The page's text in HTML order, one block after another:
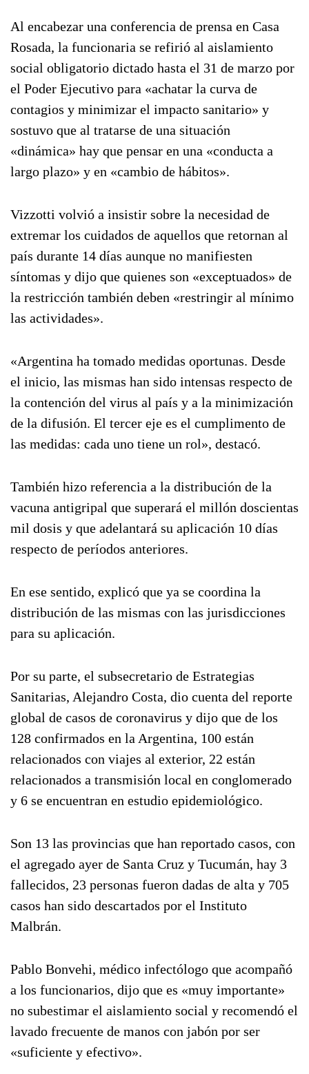
Al encabezar una conferencia de prensa en Casa
Rosada, la funcionaria se refirió al aislamiento
social obligatorio dictado hasta el 31 de marzo por
el Poder Ejecutivo para «achatar la curva de
contagios y minimizar el impacto sanitario» y
sostuvo que al tratarse de una situación
«dinámica» hay que pensar en una «conducta a
largo plazo» y en «cambio de hábitos».
Vizzotti volvió a insistir sobre la necesidad de
extremar los cuidados de aquellos que retornan al
país durante 14 días aunque no manifiesten
síntomas y dijo que quienes son «exceptuados» de
la restricción también deben «restringir al mínimo
las actividades».
«Argentina ha tomado medidas oportunas. Desde
el inicio, las mismas han sido intensas respecto de
la contención del virus al país y a la minimización
de la difusión. El tercer eje es el cumplimento de
las medidas: cada uno tiene un rol», destacó.
También hizo referencia a la distribución de la
vacuna antigripal que superará el millón doscientas
mil dosis y que adelantará su aplicación 10 días
respecto de períodos anteriores.
En ese sentido, explicó que ya se coordina la
distribución de las mismas con las jurisdicciones
para su aplicación.
Por su parte, el subsecretario de Estrategias
Sanitarias, Alejandro Costa, dio cuenta del reporte
global de casos de coronavirus y dijo que de los
128 confirmados en la Argentina, 100 están
relacionados con viajes al exterior, 22 están
relacionados a transmisión local en conglomerado
y 6 se encuentran en estudio epidemiológico.
Son 13 las provincias que han reportado casos, con
el agregado ayer de Santa Cruz y Tucumán, hay 3
fallecidos, 23 personas fueron dadas de alta y 705
casos han sido descartados por el Instituto
Malbrán.
Pablo Bonvehi, médico infectólogo que acompañó
a los funcionarios, dijo que es «muy importante»
no subestimar el aislamiento social y recomendó el
lavado frecuente de manos con jabón por ser
«suficiente y efectivo».